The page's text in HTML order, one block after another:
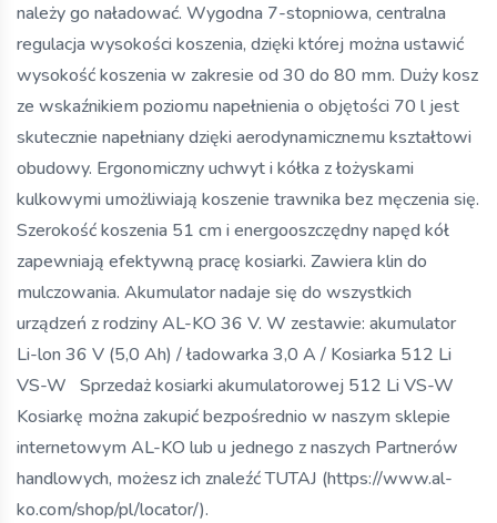
należy go naładować. Wygodna 7-stopniowa, centralna
regulacja wysokości koszenia, dzięki której można ustawić
wysokość koszenia w zakresie od 30 do 80 mm. Duży kosz
ze wskaźnikiem poziomu napełnienia o objętości 70 l jest
skutecznie napełniany dzięki aerodynamicznemu kształtowi
obudowy. Ergonomiczny uchwyt i kółka z łożyskami
kulkowymi umożliwiają koszenie trawnika bez męczenia się.
Szerokość koszenia 51 cm i energooszczędny napęd kół
zapewniają efektywną pracę kosiarki. Zawiera klin do
mulczowania. Akumulator nadaje się do wszystkich
urządzeń z rodziny AL-KO 36 V. W zestawie: akumulator
Li-lon 36 V (5,0 Ah) / ładowarka 3,0 A / Kosiarka 512 Li
VS-W Sprzedaż kosiarki akumulatorowej 512 Li VS-W
Kosiarkę można zakupić bezpośrednio w naszym sklepie
internetowym AL-KO lub u jednego z naszych Partnerów
handlowych, możesz ich znaleźć TUTAJ (https://www.al-
ko.com/shop/pl/locator/).